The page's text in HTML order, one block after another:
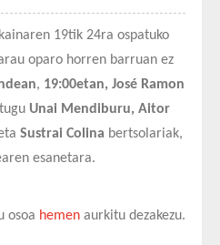
19tik 24ra ospatuko
oparo horren barruan ez
, 19:00etan, José Ramon
Unai Mendiburu, Aitor
Sustrai Colina bertsolariak,
esanetara.
osoa hemen aurkitu dezakezu.